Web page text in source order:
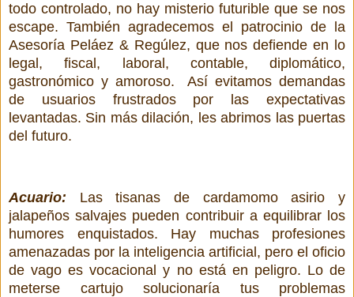
todo controlado, no hay misterio futurible que se nos
escape. También agradecemos el patrocinio de la
Asesoría Peláez & Regúlez, que nos defiende en lo
legal, fiscal, laboral, contable, diplomático,
gastronómico y amoroso.
Así evitamos demandas
de usuarios frustrados por las expectativas
levantadas. Sin más dilación, les abrimos las puertas
del futuro.
Acuario: Las tisanas de cardamomo asirio y
jalapeños salvajes pueden contribuir a equilibrar los
humores enquistados. Hay muchas profesiones
amenazadas por la inteligencia artificial, pero el oficio
de vago es vocacional y no está en peligro. Lo de
meterse cartujo solucionaría tus problemas